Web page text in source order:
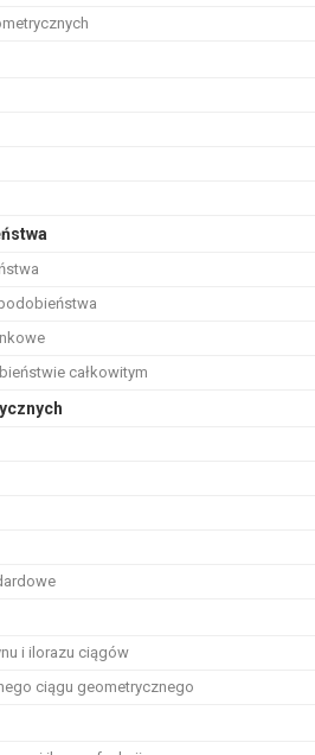
całkowitym
i ilorazu ciągów
ciągu geometrycznego